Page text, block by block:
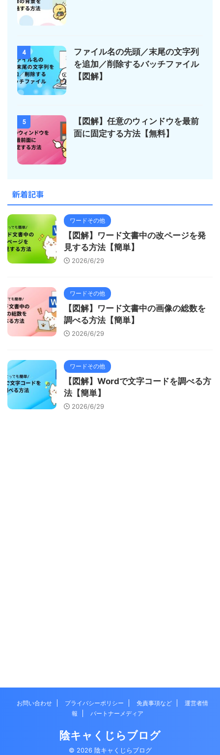
4
ファイル名の先頭／末尾の文字列
を追加／削除するバッチファイル
【図解】
5
【図解】任意のウィンドウを最前
面に固定する方法【無料】
新着記事
ワードその他
【図解】ワード文書中の改ページを発
見する方法【簡単】
2026/6/29
ワードその他
【図解】ワード文書中の画像の総数を
調べる方法【簡単】
2026/6/29
ワードその他
【図解】Wordで文字コードを調べる方
法【簡単】
2026/6/29
お問い合わせ プライバシーポリシー 免責事項など
運営者情
報
パートナーメディア
陰キャくじらブログ
© 2026 陰キャくじらブログ